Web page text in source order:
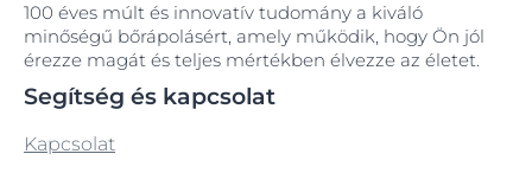
100 éves múlt és innovatív tudomány a kiváló
minőségű bőrápolásért, amely működik, hogy Ön jól
érezze magát és teljes mértékben élvezze az életet.
Segítség és kapcsolat
Kapcsolat